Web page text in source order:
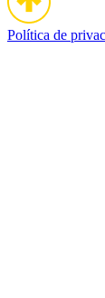
Política de